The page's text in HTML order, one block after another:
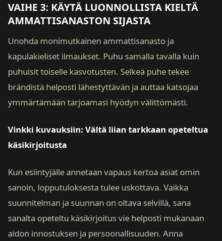
VAIHE 3: KÄYTÄ LUONNOLLISTA KIELTÄ
AMMATTISANASTON SIJASTA
Unohda monimutkainen ammattisanasto ja
kapulakieliset ilmaukset. Puhu samalla tavalla kuin
puhuisit toiselle kasvotusten. Selkeä puhe tekee
brändistä helposti lähestyttävän ja auttaa katsojaa
ymmärtämään tarjoamasi hyödyn välittömästi.
Vinkki kuvauksiin: Vältä liian tarkkaan opeteltua
käsikirjoitusta
Kun esiintyjälle annetaan vapaus kertoa asiat omin
sanoin, lopputuloksesta tulee uskottava. Vaikka
suunnitelman ja suunnan on oltava selvillä, sana
sanalta opeteltu käsikirjoitus vie helposti mukanaan
aidon innostuksen ja persoonallisuuden. Anna